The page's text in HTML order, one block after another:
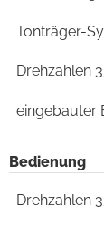
Tonträger-
Drehzahlen
eingebauter
Bedienung
Drehzahlen